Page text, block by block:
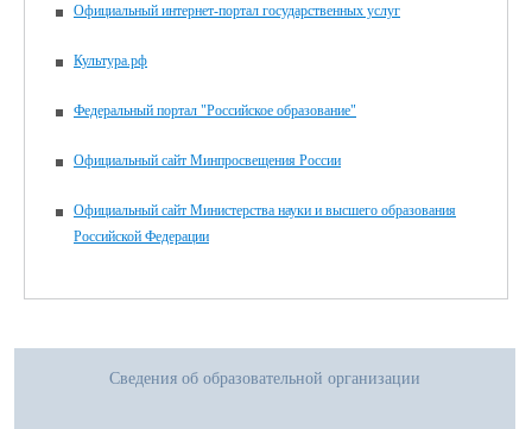
Официальный интернет-портал государственных услуг
Культура.рф
Федеральный портал "Российское образование"
Официальный сайт Минпросвещения России
Официальный сайт Министерства науки и высшего образования
Российской Федерации
Сведения об образовательной организации